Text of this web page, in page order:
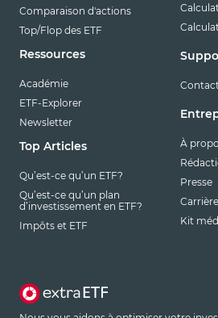
Comparaison d'actions
Top/Flop des ETF
Ressources
Académie
ETF-Explorer
Newsletter
Top Articles
Qu’est-ce qu’un ETF?
Qu’est-ce qu’un plan
d’investissement en ETF?
Impôts et ETF
Contact
À
Presse
Carrière
Kit